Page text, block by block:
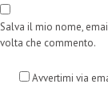
Salva il mio nome,
volta che commento.
Avvertimi via